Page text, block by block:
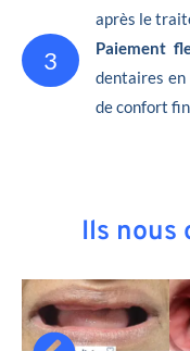
après le
3 Paiement
dentaires en
de confort
Ils